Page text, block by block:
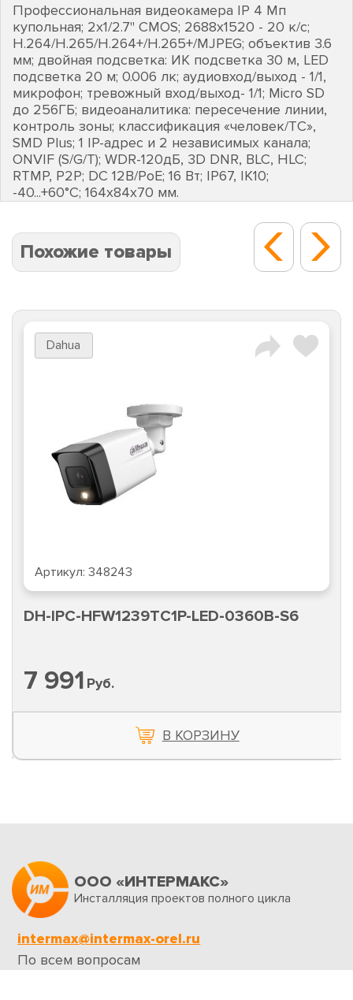
Профессиональная видеокамера IP 4 Мп
купольная; 2х1/2.7" CMOS; 2688х1520 - 20 к/с;
H.264/H.265/H.264+/H.265+/MJPEG; объектив 3.6
мм; двойная подсветка: ИК подсветка 30 м, LED
подсветка 20 м; 0.006 лк; аудиовход/выход - 1/1,
микрофон; тревожный вход/выход- 1/1; Micro SD
до 256ГБ; видеоаналитика: пересечение линии,
контроль зоны; классификация «человек/ТС»,
SMD Plus; 1 IP-адрес и 2 независимых канала;
ONVIF (S/G/T); WDR-120дБ, 3D DNR, BLC, HLC;
RTMP, P2P; DC 12В/PoE; 16 Вт; IP67, IK10;
-40...+60°C; 164х84х70 мм.
Похожие товары
Dahua
Артикул: 348243
DH-IPC-HFW1239TC1P-LED-0360B-S6
7 991 Руб.
В КОРЗИНУ
ООО «ИНТЕРМАКС»
Инсталляция проектов полного цикла
intermax@intermax-orel.ru
По всем вопросам